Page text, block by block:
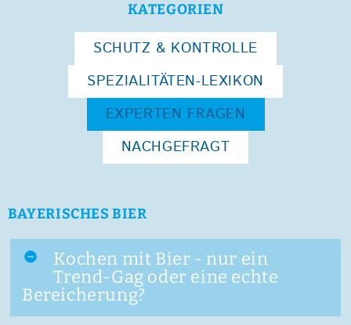
Zugänglichkeitssystem
KATEGORIEN
SCHUTZ & KONTROLLE
SPEZIALITÄTEN-LEXIKON
EXPERTEN FRAGEN
NACHGEFRAGT
BAYERISCHES BIER
Kochen mit Bier - nur ein
Trend-Gag oder eine echte
Bereicherung?